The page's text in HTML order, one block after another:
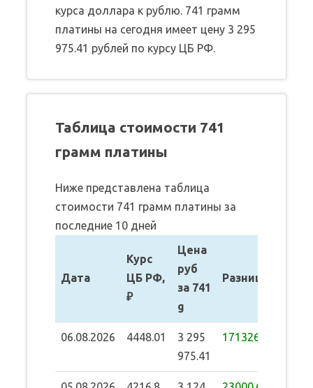
курса доллара к рублю. 741 грамм
платины на сегодня имеет цену 3 295
975.41 рублей по курсу ЦБ РФ.
Таблица стоимости 741
грамм платины
Ниже представлена таблица
стоимости 741 грамм платины за
последние 10 дней
Дата
Курс
ЦБ РФ,
₽
Цена
руб
за 741
g
Разница
06.08.2026 4448.01
3 295
975.41
171326.61